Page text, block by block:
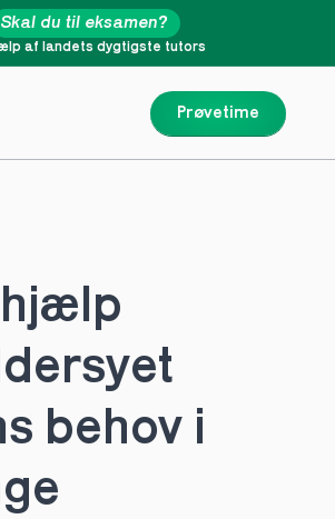
Prøvetime
af landets dygtigste tutors
Skal du til eksamen?
behov i